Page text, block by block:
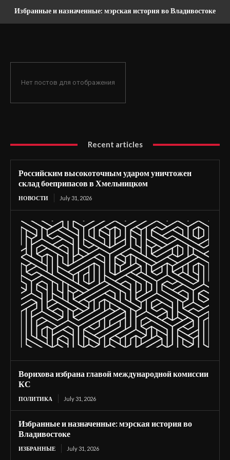
Избранные и назначенные: мэрская история во Владивостоке
Нет постов для отображения
Recent articles
Российским высокоточным ударом уничтожен
склад боеприпасов в Хмельницком
НОВОСТИ July 31, 2026
Ворихова избрана главой международной комиссии
КС
ПОЛИТИКА July 31, 2026
Избранные и назначенные: мэрская история во
Владивостоке
ИЗБРАННЫЕ July 31, 2026